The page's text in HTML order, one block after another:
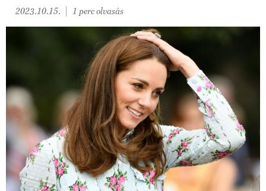
2023.10.15. 1 perc olvasás